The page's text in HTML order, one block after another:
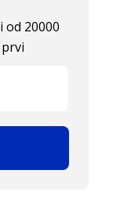
od 20000